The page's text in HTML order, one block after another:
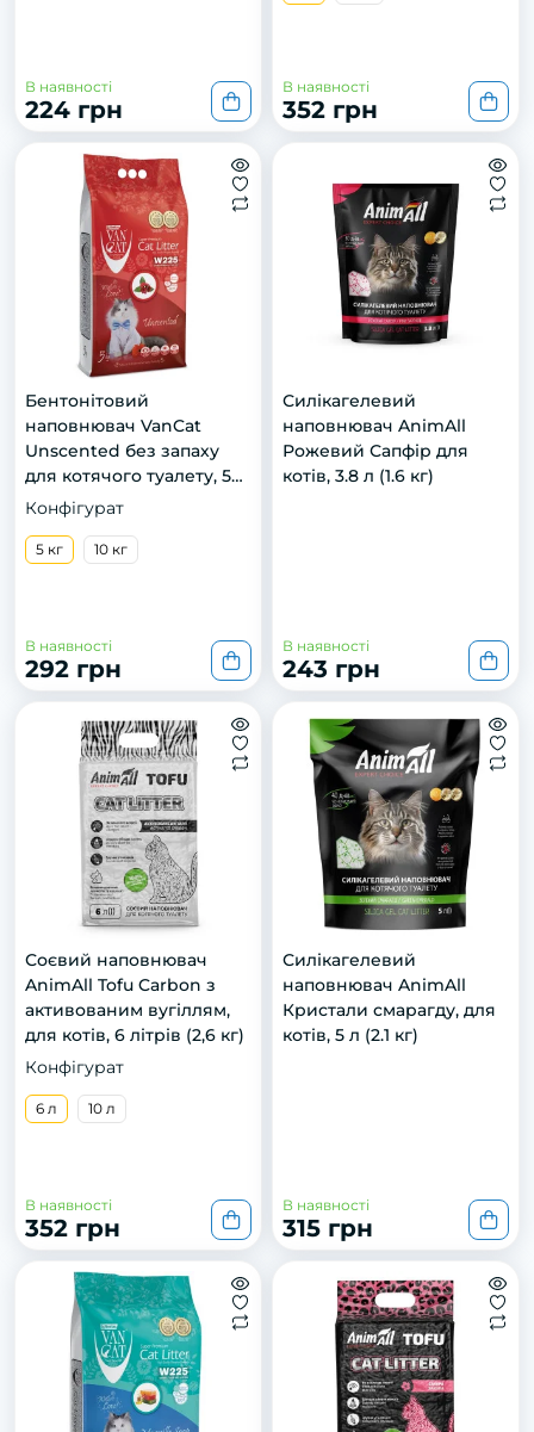
В наявності
224 грн
В наявності
352 грн
Бентонітовий
наповнювач VanCat
Unscented без запаху
для котячого туалету, 5
кг
Конфігурат
5 кг 10 кг
В наявності
292 грн
Силікагелевий
наповнювач AnimAll
Рожевий Сапфір для
котів, 3.8 л (1.6 кг)
В наявності
243 грн
Соєвий наповнювач
AnimAll Tofu Carbon з
активованим вугіллям,
для котів, 6 літрів (2,6 кг)
Конфігурат
6 л 10 л
В наявності
352 грн
Силікагелевий
наповнювач AnimAll
Кристали смарагду, для
котів, 5 л (2.1 кг)
В наявності
315 грн